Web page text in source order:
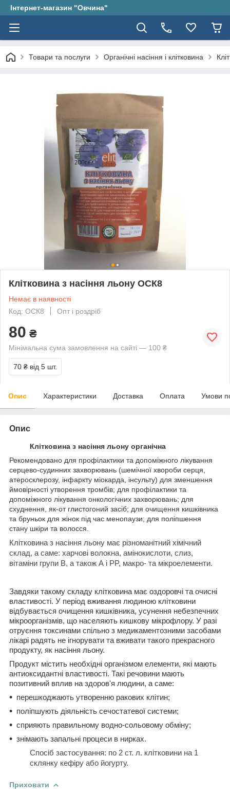
Інтернет-магазин "Овчина"
Товари та послуги Органічні насіння і клітковина
Клітковина з насіння льону ОСК8
Немає в наявності
Код: ОСК8
Опт і роздріб
80 ₴
Мінімальна сума замовлення на сайті — 100 ₴
70 ₴ від 5 шт.
Опис Характеристики Доставка Оплата Умови
Опис
Клітковина з насіння льону органічна
Рекомендовано для профілактики та допоміжного лікування
серцево-судинних захворювань (шемічної хвороби серця,
атеросклерозу, інфаркту міокарда, інсульту) для зменшення
ймовірності утворення тромбів; для профілактики та
допоміжного лікування онкологічних захворювань; для
схуднення, як-от глистогоний засіб; для очищення кишківника
та бруньок для жінок під час менопаузи; для поліпшення
стану шкіри та волосся.
Клітковина з насіння льону має різноманітний хімічний
склад, а саме: харчові волокна, амінокислоти, слиз,
вітаміни групи В, а також А і PP, макро- та мікроелементи.
Завдяки такому складу клітковина має оздоровчі та очисні
властивості. У період вживання людиною клітковини
відбувається очищення кишківника, усунення небезпечних
мікроорганізмів, що населяють кишкову мікрофлору. У разі
отруєння токсинами спільно з медикаментозними засобами
лікарі радять не ігнорувати та вживати такого прекрасного
продукту, як насіння льону.
Продукт містить необхідні організмом елементи, які мають
антиоксидантні властивості. Такі речовини мають
позитивний вплив на здоров'я людини, а саме:
перешкоджають утворенню ракових клітин;
поліпшують діяльність сечостатевої системи;
сприяють правильному водно-сольовому обміну;
знімають запальні процеси в нирках.
Спосіб застосування: по 2 ст. л. клітковини на 1
склянку кефіру або йогурту.
Приховати